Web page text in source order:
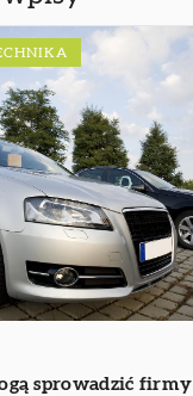
sprowadzić firmy